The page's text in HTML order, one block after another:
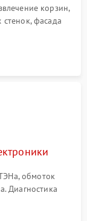
корзин,
фасада
помпе.
обмоток
Диагностика
мутности,
управления.